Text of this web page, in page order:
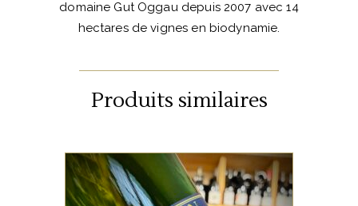
domaine Gut Oggau depuis 2007 avec 14
hectares de vignes en biodynamie.
Produits similaires
ETRANGERS